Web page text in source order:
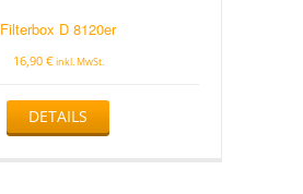
Filterbox D 8120er
16,90 € inkl. MwSt.
DETAILS